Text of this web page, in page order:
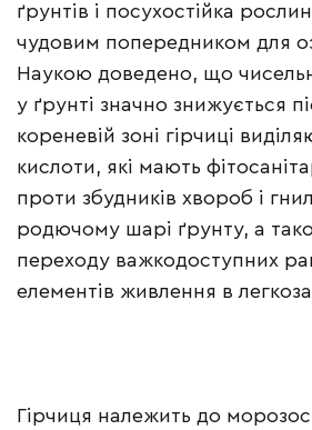
ґрунтів і посухостійка
чудовим попередником для
Наукою доведено, що
у ґрунті значно знижується
кореневій зоні гірчиці
кислоти, які мають
проти збудників хвороб і
родючому шарі ґрунту, а
переходу важкодоступних
елементів живлення в
Гірчиця належить до